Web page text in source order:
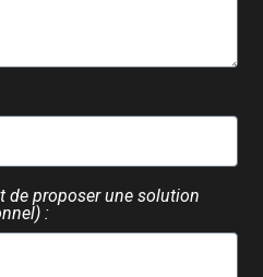
de proposer une solution
: